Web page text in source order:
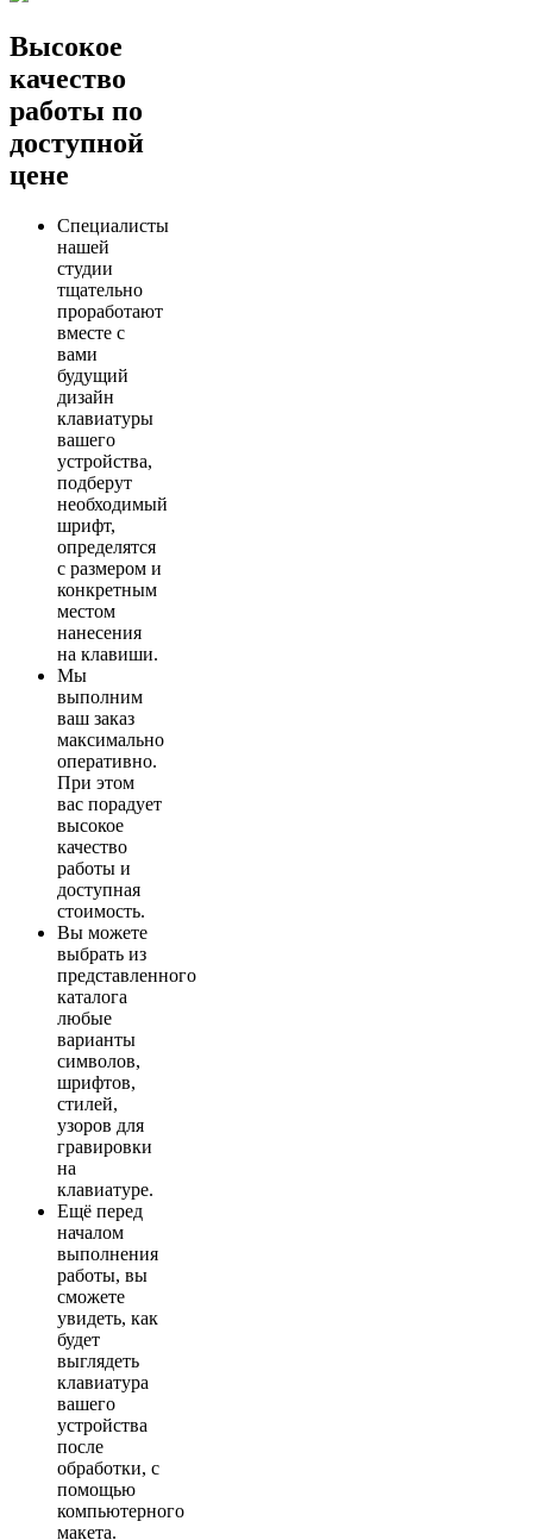
Высокое
качество
работы по
доступной
цене
Специалисты
нашей
студии
тщательно
проработают
вместе с
вами
будущий
дизайн
клавиатуры
вашего
устройства,
подберут
необходимый
шрифт,
определятся
с размером и
конкретным
местом
нанесения
на клавиши.
Мы
выполним
ваш заказ
максимально
оперативно.
При этом
вас порадует
высокое
качество
работы и
доступная
стоимость.
Вы можете
выбрать из
представленного
каталога
любые
варианты
символов,
шрифтов,
стилей,
узоров для
гравировки
на
клавиатуре.
Ещё перед
началом
выполнения
работы, вы
сможете
увидеть, как
будет
выглядеть
клавиатура
вашего
устройства
после
обработки, с
помощью
компьютерного
макета.